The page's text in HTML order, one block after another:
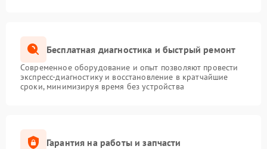
Бесплатная диагностика и быстрый ремонт
Современное оборудование и опыт позволяют провести
экспресс-диагностику и восстановление в кратчайшие
сроки, минимизируя время без устройства
Гарантия на работы и запчасти